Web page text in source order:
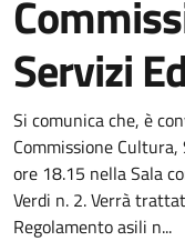
Servizi
Dettagli
Si comunica che, è
Commissione
ore 18.15 nella Sala
Verdi n. 2. Verrà
Regolamento asili n...